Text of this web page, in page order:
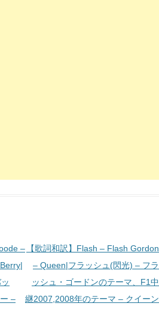
–
–
【歌詞和訳】Flash – Flash Gordon
– Queen|フラッシュ(閃光) – フラ
ッシュ・ゴードンのテーマ、F1中
継2007,2008年のテーマ – クイーン